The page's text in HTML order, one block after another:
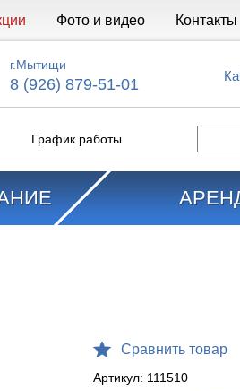
Фото и видео Контакты
г.Мытищи
8 (926) 879-51-01
График работы
Сравнить товар
Артикул: 111510